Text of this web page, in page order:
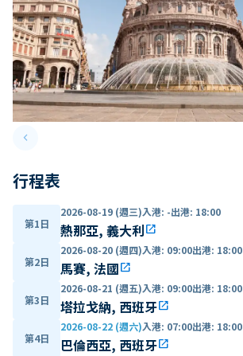
keyboard_arrow_leftPrevious slide
行程表
第1日
2026-08-19 (週三)入港: -出港: 18:00
熱那亞, 義大利open_in_new
第2日
2026-08-20 (週四)入港: 09:00出港: 18:00
馬賽, 法國open_in_new
第3日
2026-08-21 (週五)入港: 09:00出港: 18:00
塔拉戈納, 西班牙open_in_new
第4日
2026-08-22 (週六)入港: 07:00出港: 18:00
巴倫西亞, 西班牙open_in_new